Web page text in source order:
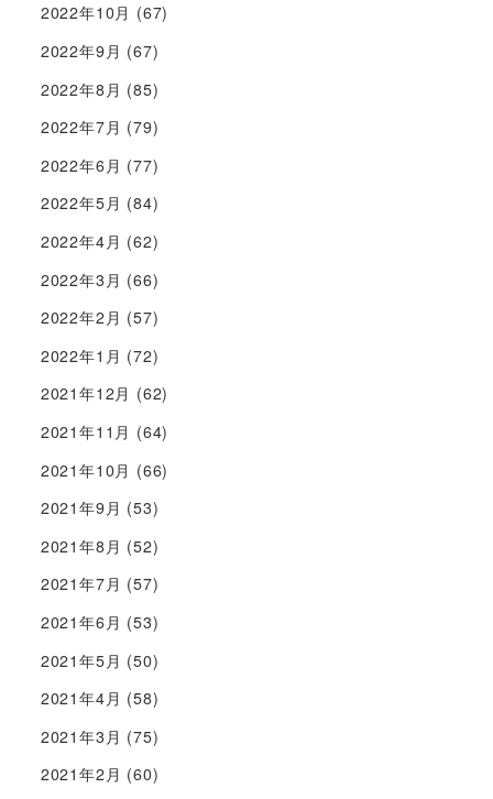
2022年10月 (67)
2022年9月 (67)
2022年8月 (85)
2022年7月 (79)
2022年6月 (77)
2022年5月 (84)
2022年4月 (62)
2022年3月 (66)
2022年2月 (57)
2022年1月 (72)
2021年12月 (62)
2021年11月 (64)
2021年10月 (66)
2021年9月 (53)
2021年8月 (52)
2021年7月 (57)
2021年6月 (53)
2021年5月 (50)
2021年4月 (58)
2021年3月 (75)
2021年2月 (60)